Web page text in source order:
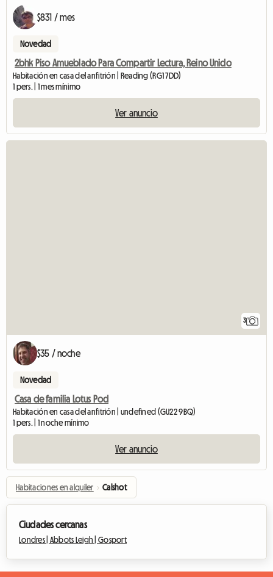
$831 / mes
Novedad
2bhk Piso Amueblado Para Compartir Lectura, Reino Unido
Habitación en casa del anfitrión | Reading (RG1 7DD)
1 pers. | 1 mes mínimo
Ver anuncio
3
$35 / noche
Novedad
Casa de familia Lotus Pod
Habitación en casa del anfitrión | undefined (GU22 9BQ)
1 pers. | 1 noche mínimo
Ver anuncio
Habitaciones en alquiler › Calshot
Ciudades cercanas
Londres | Abbots Leigh |Gosport